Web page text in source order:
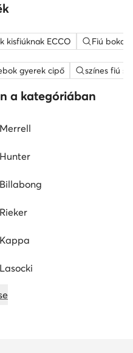
kisfiúknak ECCO Fiú
gyerek cipő színes fiú
a kategóriában
Merrell
Hunter
Billabong
Rieker
Kappa
Lasocki